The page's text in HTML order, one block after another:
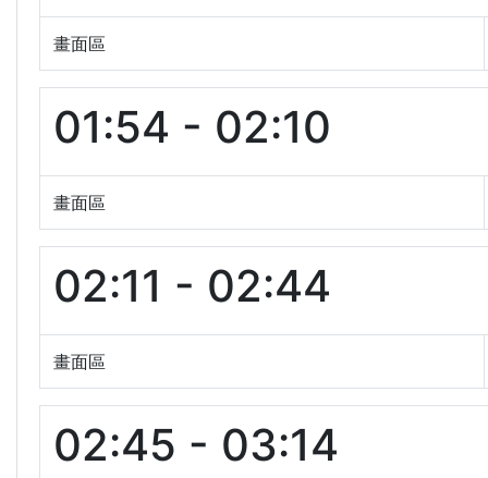
畫面區
01:54 - 02:10
畫面區
02:11 - 02:44
畫面區
02:45 - 03:14